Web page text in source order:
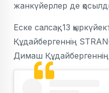
жанкүйерлер де
Еске салсақ, 13
Құдайбергеннің
Димаш Құдайбергеннің